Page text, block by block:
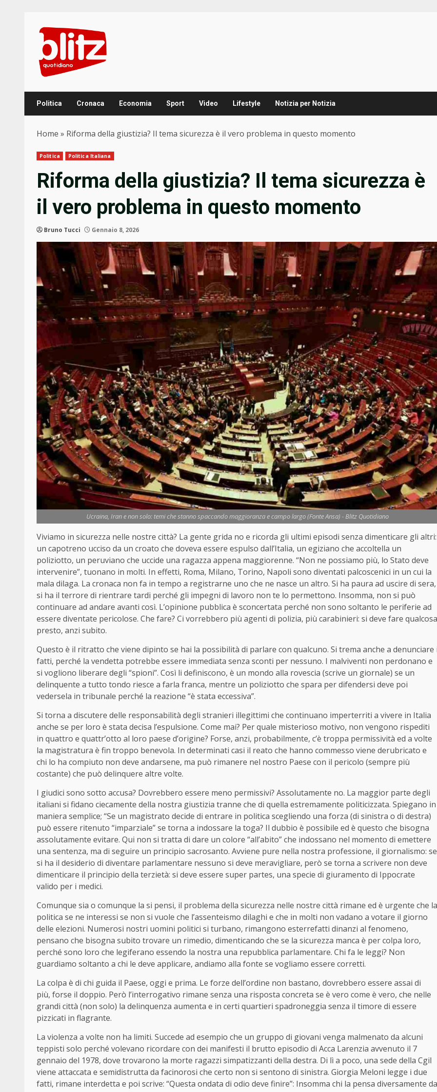
content
Politica Cronaca Economia Sport Video Lifestyle Notizia per Notizia
Home » Riforma della giustizia? Il tema sicurezza è il vero problema in questo momento
Politica Politica Italiana
Riforma della giustizia? Il tema sicurezza è
il vero problema in questo momento
Bruno Tucci Gennaio 8, 2026
Ucraina, Iran e non solo: temi che stanno spaccando maggioranza e campo largo (Fonte Ansa) - Blitz Quotidiano
Viviamo in sicurezza nelle nostre città? La gente grida no e ricorda gli ultimi episodi senza dimenticare gli altri:
un capotreno ucciso da un croato che doveva essere espulso dall’Italia, un egiziano che accoltella un
poliziotto, un peruviano che uccide una ragazza appena maggiorenne. “Non ne possiamo più, lo Stato deve
intervenire”, tuonano in molti. In effetti, Roma, Milano, Torino, Napoli sono diventati palcoscenici in un cui la
mala dilaga. La cronaca non fa in tempo a registrarne uno che ne nasce un altro. Si ha paura ad uscire di sera,
si ha il terrore di rientrare tardi perché gli impegni di lavoro non te lo permettono. Insomma, non si può
continuare ad andare avanti così. L’opinione pubblica è sconcertata perché non sono soltanto le periferie ad
essere diventate pericolose. Che fare? Ci vorrebbero più agenti di polizia, più carabinieri: si deve fare qualcosa
presto, anzi subito.
Questo è il ritratto che viene dipinto se hai la possibilità di parlare con qualcuno. Si trema anche a denunciare
fatti, perché la vendetta potrebbe essere immediata senza sconti per nessuno. I malviventi non perdonano e
si vogliono liberare degli “spioni”. Così li definiscono, è un mondo alla rovescia (scrive un giornale) se un
delinquente a tutto tondo riesce a farla franca, mentre un poliziotto che spara per difendersi deve poi
vedersela in tribunale perché la reazione “è stata eccessiva”.
Si torna a discutere delle responsabilità degli stranieri illegittimi che continuano imperterriti a vivere in Italia
anche se per loro è stata decisa l’espulsione. Come mai? Per quale misterioso motivo, non vengono rispediti
in quattro e quattr’otto al loro paese d’origine? Forse, anzi, probabilmente, c’è troppa permissività ed a volte
la magistratura è fin troppo benevola. In determinati casi il reato che hanno commesso viene derubricato e
chi lo ha compiuto non deve andarsene, ma può rimanere nel nostro Paese con il pericolo (sempre più
costante) che può delinquere altre volte.
I giudici sono sotto accusa? Dovrebbero essere meno permissivi? Assolutamente no. La maggior parte degli
italiani si fidano ciecamente della nostra giustizia tranne che di quella estremamente politicizzata. Spiegano in
maniera semplice; “Se un magistrato decide di entrare in politica scegliendo una forza (di sinistra o di destra)
può essere ritenuto “imparziale” se torna a indossare la toga? Il dubbio è possibile ed è questo che bisogna
assolutamente evitare. Qui non si tratta di dare un colore “all’abito” che indossano nel momento di emettere
una sentenza, ma di seguire un principio sacrosanto. Avviene pure nella nostra professione, il giornalismo: se
si ha il desiderio di diventare parlamentare nessuno si deve meravigliare, però se torna a scrivere non deve
dimenticare il principio della terzietà: si deve essere super partes, una specie di giuramento di Ippocrate
valido per i medici.
Comunque sia o comunque la si pensi, il problema della sicurezza nelle nostre città rimane ed è urgente che la
politica se ne interessi se non si vuole che l’assenteismo dilaghi e che in molti non vadano a votare il giorno
delle elezioni. Numerosi nostri uomini politici si turbano, rimangono esterrefatti dinanzi al fenomeno,
pensano che bisogna subito trovare un rimedio, dimenticando che se la sicurezza manca è per colpa loro,
perché sono loro che legiferano essendo la nostra una repubblica parlamentare. Chi fa le leggi? Non
guardiamo soltanto a chi le deve applicare, andiamo alla fonte se vogliamo essere corretti.
La colpa è di chi guida il Paese, oggi e prima. Le forze dell’ordine non bastano, dovrebbero essere assai di
più, forse il doppio. Però l’interrogativo rimane senza una risposta concreta se è vero come è vero, che nelle
grandi città (non solo) la delinquenza aumenta e in certi quartieri spadroneggia senza il timore di essere
pizzicati in flagrante.
La violenza a volte non ha limiti. Succede ad esempio che un gruppo di giovani venga malmenato da alcuni
teppisti solo perché volevano ricordare con dei manifesti il brutto episodio di Acca Larenzia avvenuto il 7
gennaio del 1978, dove trovarono la morte ragazzi simpatizzanti della destra. Di lì a poco, una sede della Cgil
viene attaccata e semidistrutta da facinorosi che certo non si sentono di sinistra. Giorgia Meloni legge i due
fatti, rimane interdetta e poi scrive: “Questa ondata di odio deve finire”: Insomma chi la pensa diversamente da